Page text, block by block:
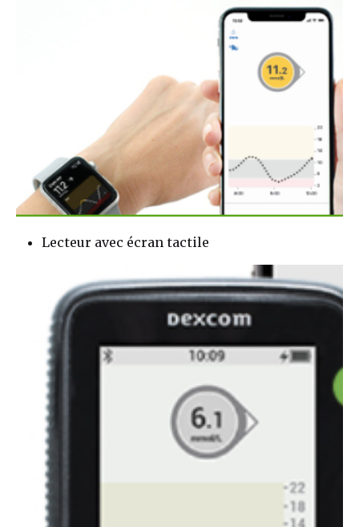
Lecteur avec écran tactile